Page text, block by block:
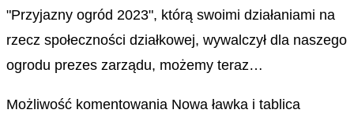
"Przyjazny ogród 2023", którą swoimi działaniami na
rzecz społeczności działkowej, wywalczył dla naszego
ogrodu prezes zarządu, możemy teraz…
Możliwość komentowania Nowa ławka i tablica